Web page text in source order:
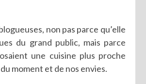
non pas parce qu’elle
du grand public, mais parce
une cuisine plus proche
moment et de nos envies.